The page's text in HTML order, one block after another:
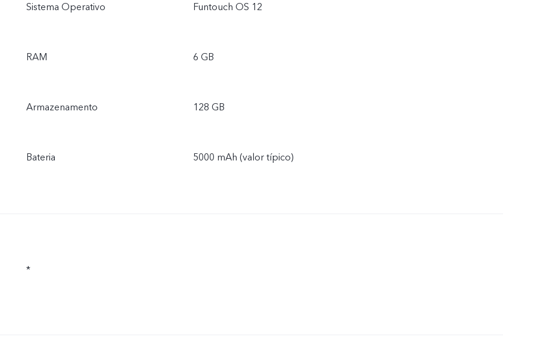
Sistema Operativo Funtouch OS 12
RAM 6 GB
Armazenamento 128 GB
Bateria 5000 mAh (valor típico)
*